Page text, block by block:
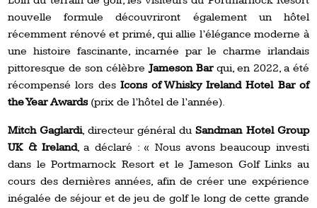
nouvelle formule découvriront également un hôtel
récemment rénové et primé, qui allie l’élégance moderne à
une histoire fascinante, incarnée par le charme irlandais
pittoresque de son célèbre Jameson Barqui, en 2022, a été
récompensé lors desIcons of Whisky Ireland Hotel Bar of
the Year Awards(prix de l’hôtel de l’année).
Mitch Gaglardi, directeur général duSandman Hotel Group
UK & Ireland, a déclaré : « Nous avons beaucoup investi
dans le Portmarnock Resort et le Jameson Golf Links au
cours des dernières années, afin de créer une expérience
inégalée de séjour et de jeu de golf le long de cette grande